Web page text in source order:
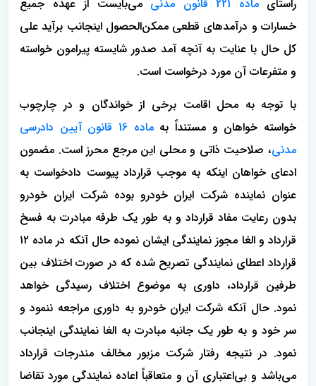
راستایماده 221 قانون مدنی
می‌بایست از عهده جمیع
خسارات و درآمدهای قطعی ممکن‌الحصول اینجانب برآید علی
کل حال با عنایت به آنچه آمد صدور شایسته پیرامون خواسته
و متفرعات آن مورد درخواست است.
با توجه به محل اقامت برخی از خواندگان و در چارچوب
خواسته خواهان و مستنداً به
ماده 16 قانون آیین دادرسی
مدنی، صلاحیت ذاتی و محلی این مرجع محرز است. مضمون
ادعای خواهان اینکه به موجب قرارداد پیوست دادخواست به
عنوان نماینده شرکت ایران خودرو بوده شرکت ایران خودرو
بدون رعایت مفاد قرارداد و به طور یک طرفه مبادرت به فسخ
قرارداد و الغا مجوز نمایندگی ایشان نموده حال آنکه در ماده ۱۲
قرارداد اعطای نمایندگی تصریح شده که در صورت اختلاف بین
طرفین قرارداد، داوری به موضوع اختلاف رسیدگی خواهد
نمود. حال آنکه شرکت ایران خودرو به داوری مراجعه ننمود و
سر خود و به طور یک جانبه مبادرت به الغا نمایندگی اینجانب
نمود. در نتیجه رفتار شرکت مزبور مخالف مندرجات قرارداد
می‌باشد و بی‌اعتباری آن و متعاقباً اعاده نمایندگی مورد تقاضا